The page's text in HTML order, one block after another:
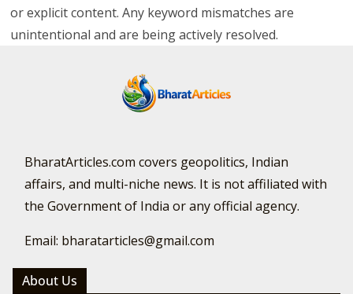
or explicit content. Any keyword mismatches are
unintentional and are being actively resolved.
BharatArticles.com covers geopolitics, Indian
affairs, and multi-niche news. It is not affiliated with
the Government of India or any official agency.
Email: bharatarticles@gmail.com
About Us